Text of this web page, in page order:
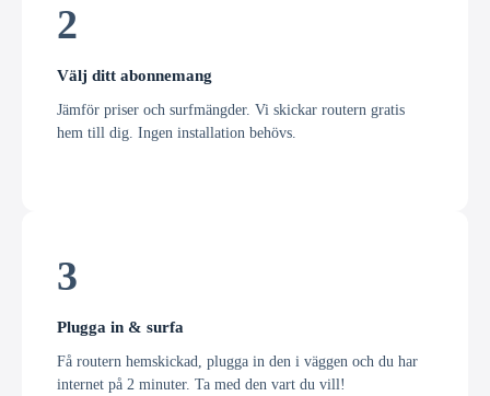
2
Välj ditt abonnemang
Jämför priser och surfmängder. Vi skickar routern gratis
hem till dig. Ingen installation behövs.
3
Plugga in & surfa
Få routern hemskickad, plugga in den i väggen och du har
internet på 2 minuter. Ta med den vart du vill!